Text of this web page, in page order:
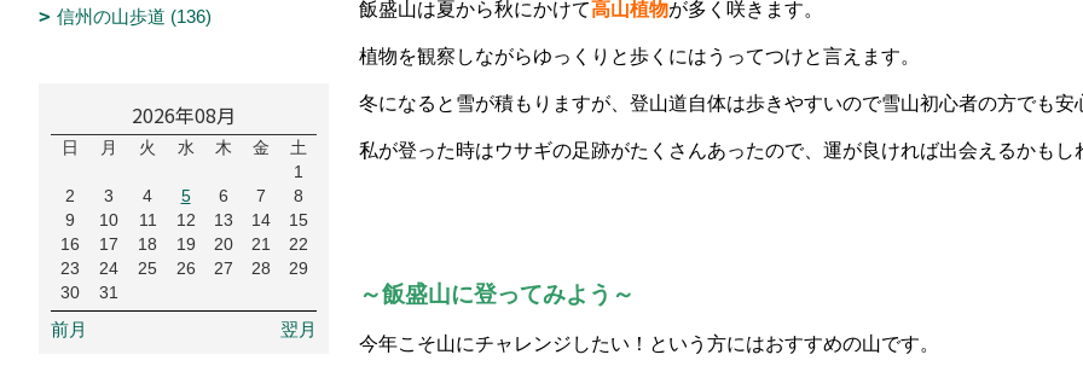
飯盛山は夏から秋にかけて高山植物が多く咲きます。
植物を観察しながらゆっくりと歩くにはうってつけと言えます。
冬になると雪が積もりますが、登山道自体は歩きやすいので雪山初心者の方でも
私が登った時はウサギの足跡がたくさんあったので、運が良ければ出会えるかもし
～飯盛山に登ってみよう～
今年こそ山にチャレンジしたい！という方にはおすすめの山です。
信州の山歩道 (136)
2026年08月
日 月 火 水 木 金
土
1
2
3 4 5 6 7
8
9
10 11 12 13 14
15
16
17 18 19 20 21
22
23
24 25 26 27 28
29
30
31
前月 翌月